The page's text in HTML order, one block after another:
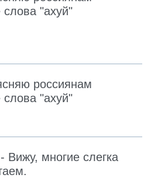
слова "ахуй"
россиянам
слова "ахуй"
Вижу, многие слегка